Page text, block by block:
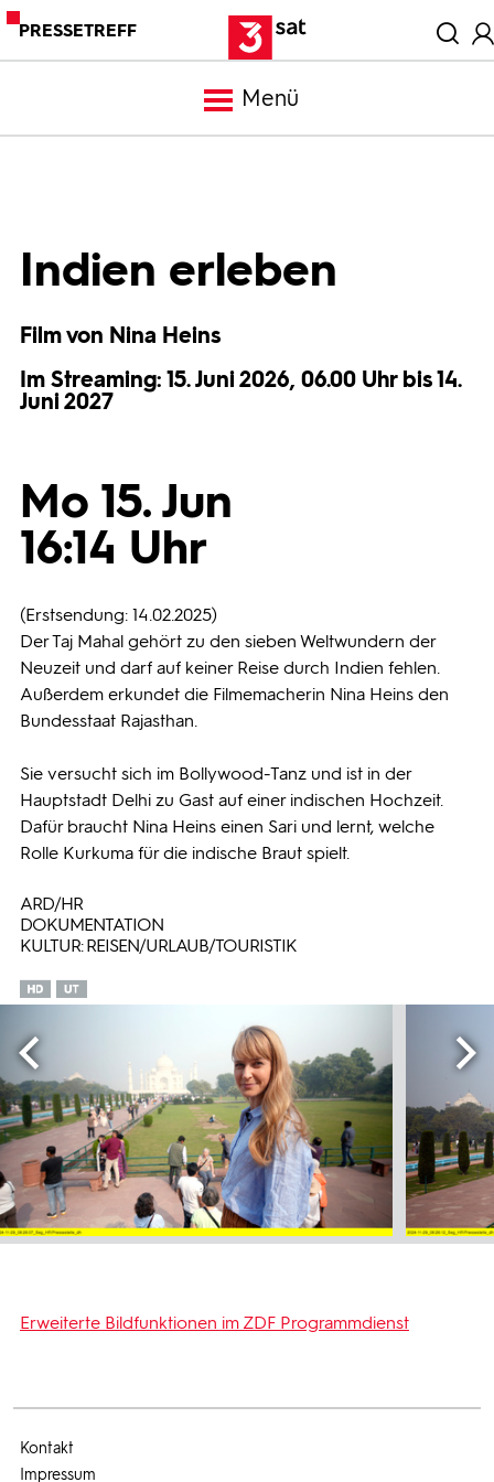
PRESSETREFF
Menü
Trailer
Programmwochen
Indien erleben
Film von Nina Heins
Im Streaming: 15. Juni 2026, 06.00 Uhr bis 14.
Juni 2027
Mo 15. Jun
16:14 Uhr
(Erstsendung: 14.02.2025)
Der Taj Mahal gehört zu den sieben Weltwundern der
Neuzeit und darf auf keiner Reise durch Indien fehlen.
Außerdem erkundet die Filmemacherin Nina Heins den
Bundesstaat Rajasthan.
Sie versucht sich im Bollywood-Tanz und ist in der
Hauptstadt Delhi zu Gast auf einer indischen Hochzeit.
Dafür braucht Nina Heins einen Sari und lernt, welche
Rolle Kurkuma für die indische Braut spielt.
ARD/HR
DOKUMENTATION
KULTUR: REISEN/URLAUB/TOURISTIK
Erweiterte Bildfunktionen im ZDF Programmdienst
Kontakt
Impressum